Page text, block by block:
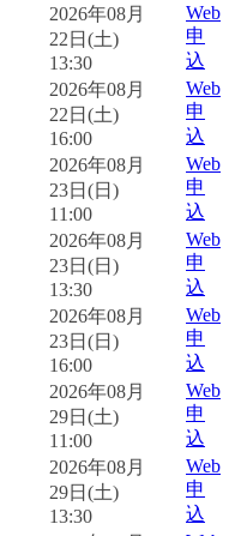
2026年08月
22日(土)
13:30
Web
申
込
2026年08月
22日(土)
16:00
Web
申
込
2026年08月
23日(日)
11:00
Web
申
込
2026年08月
23日(日)
13:30
Web
申
込
2026年08月
23日(日)
16:00
Web
申
込
2026年08月
29日(土)
11:00
Web
申
込
2026年08月
29日(土)
13:30
Web
申
込